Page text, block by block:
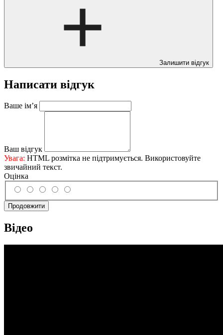
Залишити відгук
Написати відгук
Ваше ім’я
Ваш відгук
Увага: HTML розмітка не підтримується. Використовуйте
звичайний текст.
Оцінка
Продовжити
Відео